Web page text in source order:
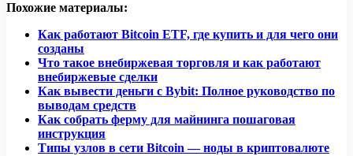
Похожие материалы:
Как работают Bitcoin ETF, где купить и для чего они
созданы
Что такое внебиржевая торговля и как работают
внебиржевые сделки
Как вывести деньги с Bybit: Полное руководство по
выводам средств
Как собрать ферму для майнинга пошаговая
инструкция
Типы узлов в сети Bitcoin — ноды в криптовалюте